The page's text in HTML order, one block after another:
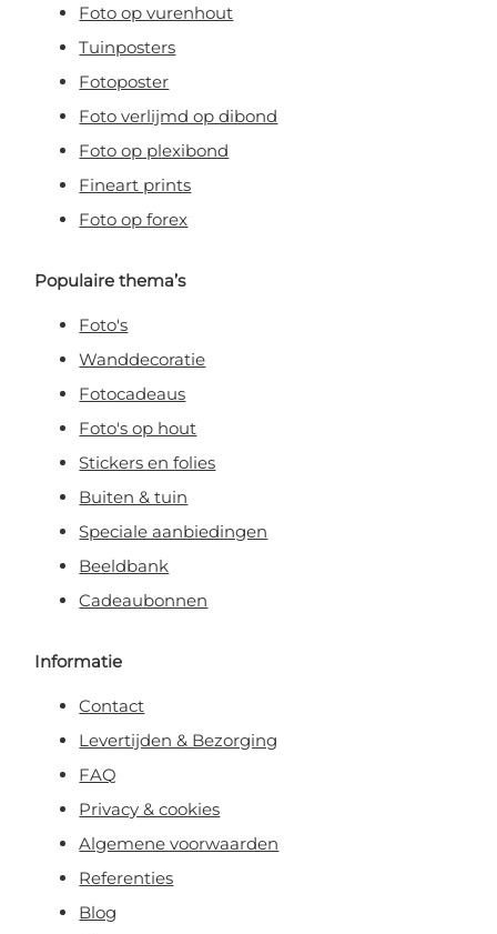
Foto op vurenhout
Tuinposters
Fotoposter
Foto verlijmd op dibond
Foto op plexibond
Fineart prints
Foto op forex
Populaire thema’s
Foto's
Wanddecoratie
Fotocadeaus
Foto's op hout
Stickers en folies
Buiten & tuin
Speciale aanbiedingen
Beeldbank
Cadeaubonnen
Informatie
Contact
Levertijden & Bezorging
FAQ
Privacy & cookies
Algemene voorwaarden
Referenties
Blog